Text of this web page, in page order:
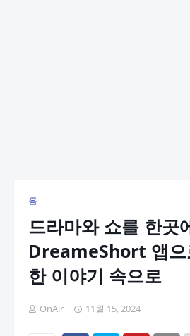
홈
드라마와 쇼를 한곳
DreameShort 앱으
한 이야기 속으로
OnAir 11월 15, 2024